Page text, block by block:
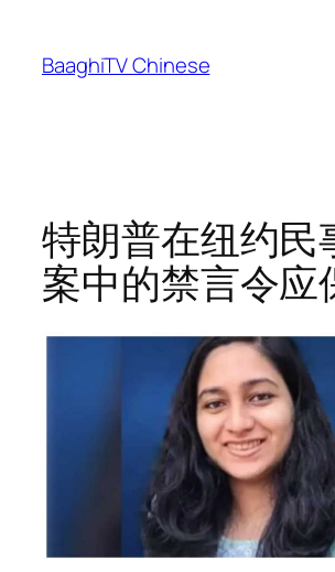
content
BaaghiTV Chinese
特朗普在纽约民
案中的禁言令应